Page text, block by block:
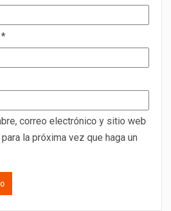
*
correo electrónico y sitio web
la próxima vez que haga un